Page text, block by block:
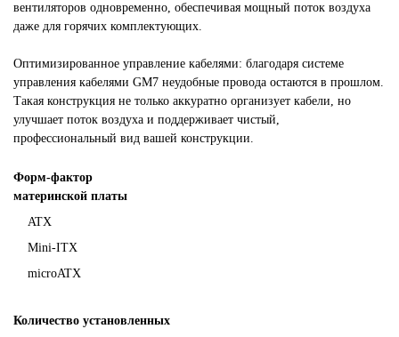
вентиляторов одновременно, обеспечивая мощный поток воздуха
даже для горячих комплектующих.
Оптимизированное управление кабелями: благодаря системе
управления кабелями GM7 неудобные провода остаются в прошлом.
Такая конструкция не только аккуратно организует кабели, но
улучшает поток воздуха и поддерживает чистый,
профессиональный вид вашей конструкции.
Форм-фактор
материнской платы
ATX
Mini-ITX
microATX
Количество установленных